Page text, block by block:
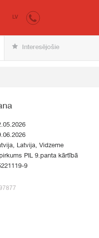
LV
Interesējošie
Latvija, Vidzeme
PIL 9.panta kārtībā
9